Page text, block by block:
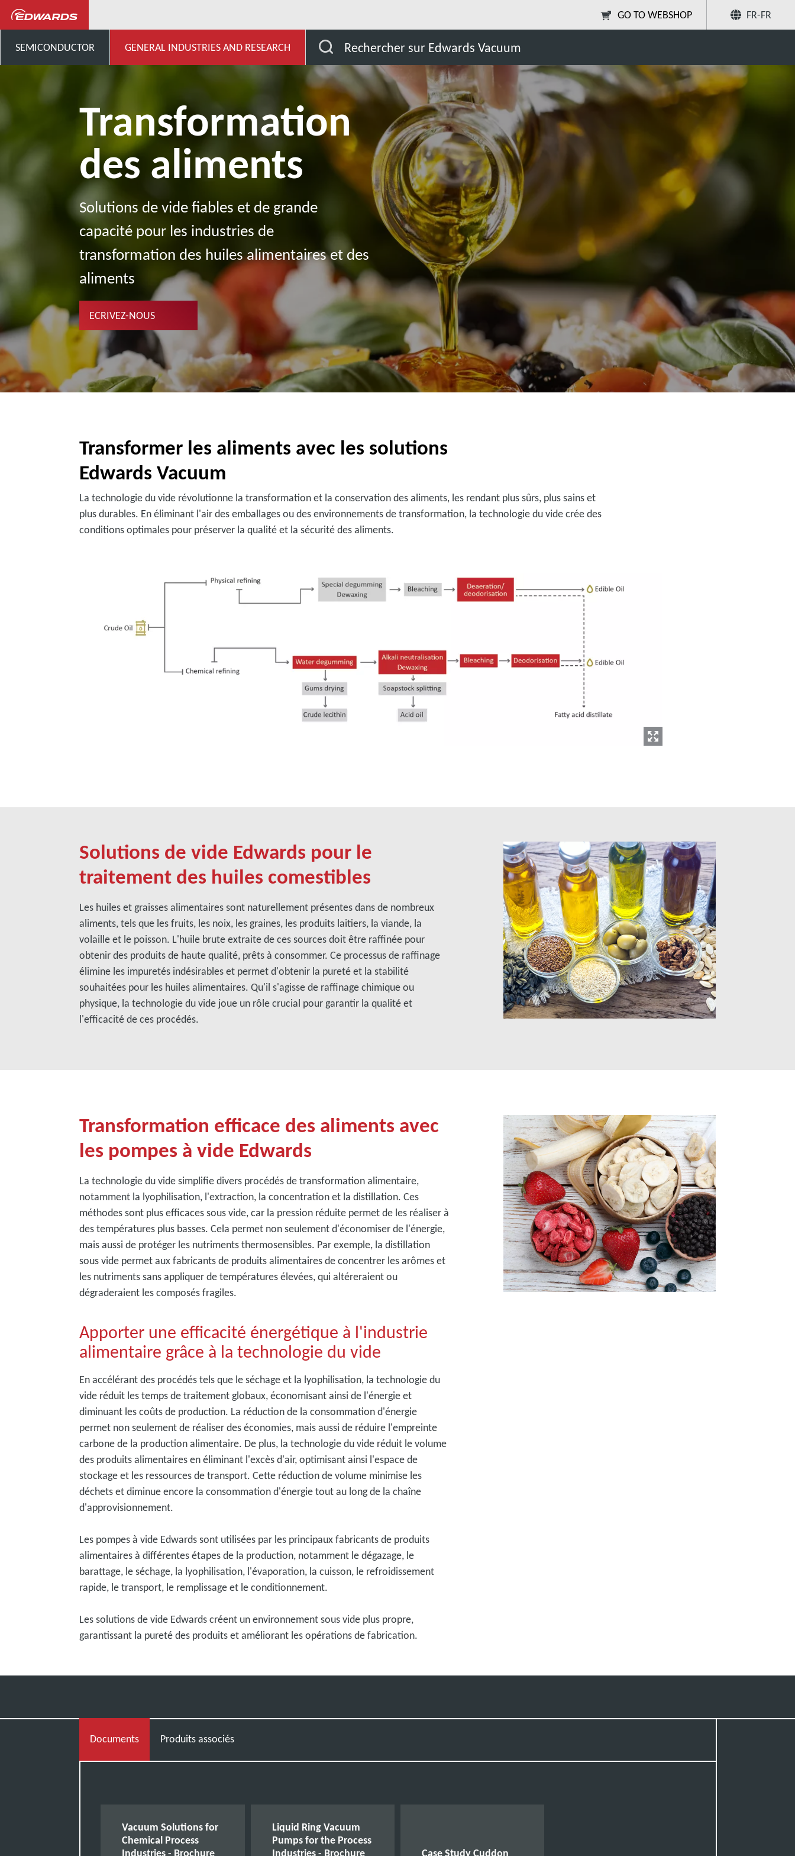
GO TO WEBSHOP FR-FR
SEMICONDUCTOR GENERAL INDUSTRIES AND RESEARCH Rechercher sur Edwards Vacuum
Partager
Transformation
des aliments
Solutions de vide fiables et de grande
capacité pour les industries de
transformation des huiles alimentaires et des
aliments
ECRIVEZ-NOUS
Transformer les aliments avec les solutions
Edwards Vacuum
La technologie du vide révolutionne la transformation et la conservation des aliments, les rendant plus sûrs, plus sains et
plus durables. En éliminant l'air des emballages ou des environnements de transformation, la technologie du vide crée des
conditions optimales pour préserver la qualité et la sécurité des aliments.
Solutions de vide Edwards pour le
traitement des huiles comestibles
Les huiles et graisses alimentaires sont naturellement présentes dans de nombreux
aliments, tels que les fruits, les noix, les graines, les produits laitiers, la viande, la
volaille et le poisson. L'huile brute extraite de ces sources doit être raffinée pour
obtenir des produits de haute qualité, prêts à consommer. Ce processus de raffinage
élimine les impuretés indésirables et permet d'obtenir la pureté et la stabilité
souhaitées pour les huiles alimentaires. Qu'il s'agisse de raffinage chimique ou
physique, la technologie du vide joue un rôle crucial pour garantir la qualité et
l'efficacité de ces procédés.
Transformation efficace des aliments avec
les pompes à vide Edwards
La technologie du vide simplifie divers procédés de transformation alimentaire,
notamment la lyophilisation, l'extraction, la concentration et la distillation. Ces
méthodes sont plus efficaces sous vide, car la pression réduite permet de les réaliser à
des températures plus basses. Cela permet non seulement d'économiser de l'énergie,
mais aussi de protéger les nutriments thermosensibles. Par exemple, la distillation
sous vide permet aux fabricants de produits alimentaires de concentrer les arômes et
les nutriments sans appliquer de températures élevées, qui altéreraient ou
dégraderaient les composés fragiles.
Apporter une efficacité énergétique à l'industrie
alimentaire grâce à la technologie du vide
En accélérant des procédés tels que le séchage et la lyophilisation, la technologie du
vide réduit les temps de traitement globaux, économisant ainsi de l'énergie et
diminuant les coûts de production. La réduction de la consommation d'énergie
permet non seulement de réaliser des économies, mais aussi de réduire l'empreinte
carbone de la production alimentaire. De plus, la technologie du vide réduit le volume
des produits alimentaires en éliminant l'excès d'air, optimisant ainsi l'espace de
stockage et les ressources de transport. Cette réduction de volume minimise les
déchets et diminue encore la consommation d'énergie tout au long de la chaîne
d'approvisionnement.
Les pompes à vide Edwards sont utilisées par les principaux fabricants de produits
alimentaires à différentes étapes de la production, notamment le dégazage, le
barattage, le séchage, la lyophilisation, l'évaporation, la cuisson, le refroidissement
rapide, le transport, le remplissage et le conditionnement.
Les solutions de vide Edwards créent un environnement sous vide plus propre,
garantissant la pureté des produits et améliorant les opérations de fabrication.
Documents Produits associés
Vacuum Solutions for
Chemical Process
Industries - Brochure
Liquid Ring Vacuum
Pumps for the Process
Industries - Brochure
Case Study Cuddon